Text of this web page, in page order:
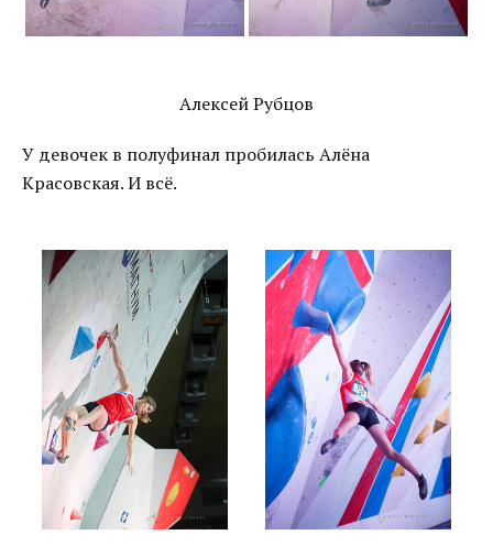
Алексей Рубцов
У девочек в полуфинал пробилась Алёна
Красовская. И всё.